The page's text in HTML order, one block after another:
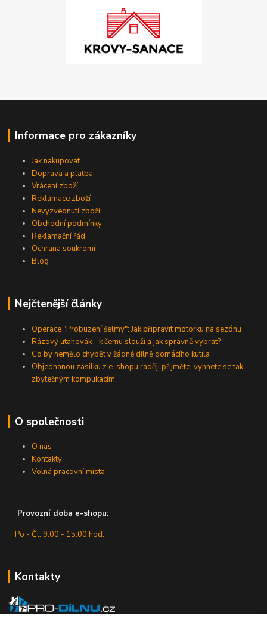
Informace pro zákazníky
Jak nakupovat
Doprava a platba
Vrácení zboží
Reklamace zboží
Nevyzvednutí zboží
Obchodní podmínky
Reklamační řád
Ochrana soukromí
Blog
Nejčtenější články
Operace "Probuzení šelmy": Jak připravit motorku na sezónu
Rázový utahovák - k čemu slouží a jak správně vybrat?
Co by nemělo chybět v žádné dílně domácího kutila
Objednanou zásilku z e-shopu raději přijměte, vyhnete se tak
zbytečným komplikacím
O společnosti
O nás
Kontakty
Volná pracovní místa
Provozní doba e-shopu:
Po - Čt: 9:00 - 15:00 hod.
Kontakty